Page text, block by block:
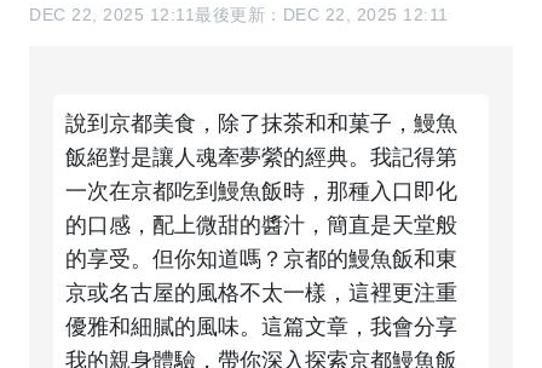
DEC 22, 2025 12:11最後更新：DEC 22, 2025 12:11
說到京都美食，除了抹茶和和菓子，鰻魚
飯絕對是讓人魂牽夢縈的經典。我記得第
一次在京都吃到鰻魚飯時，那種入口即化
的口感，配上微甜的醬汁，簡直是天堂般
的享受。但你知道嗎？京都的鰻魚飯和東
京或名古屋的風格不太一樣，這裡更注重
優雅和細膩的風味。這篇文章，我會分享
我的親身體驗，帶你深入探索京都鰻魚飯